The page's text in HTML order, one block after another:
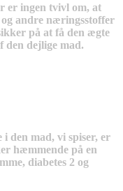
er ingen tvivl om, at
andre næringsstoffer
på at få den ægte
den dejlige mad.
i den mad, vi spiser, er
hæmmende på en
diabetes 2 og